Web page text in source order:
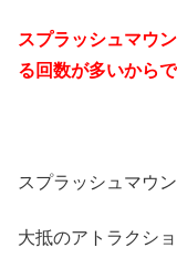
スプラッシュマウ
る回数が多いからで
スプラッシュマウン
大抵のアトラクシ